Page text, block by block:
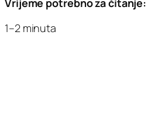
Vrijeme potrebno za čitanje:
1–2 minuta